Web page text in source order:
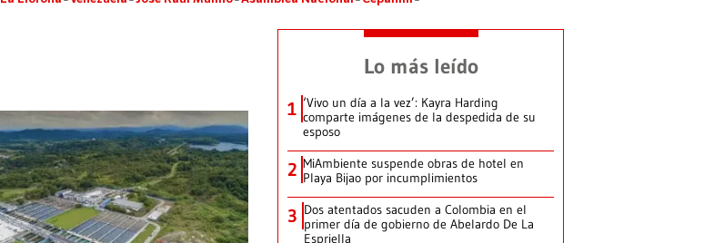
Lo más leído
1 ‘Vivo un día a la vez’: Kayra Harding
comparte imágenes de la despedida de su
esposo
2 MiAmbiente suspende obras de hotel en
Playa Bijao por incumplimientos
3 Dos atentados sacuden a Colombia en el
primer día de gobierno de Abelardo De La
Espriella